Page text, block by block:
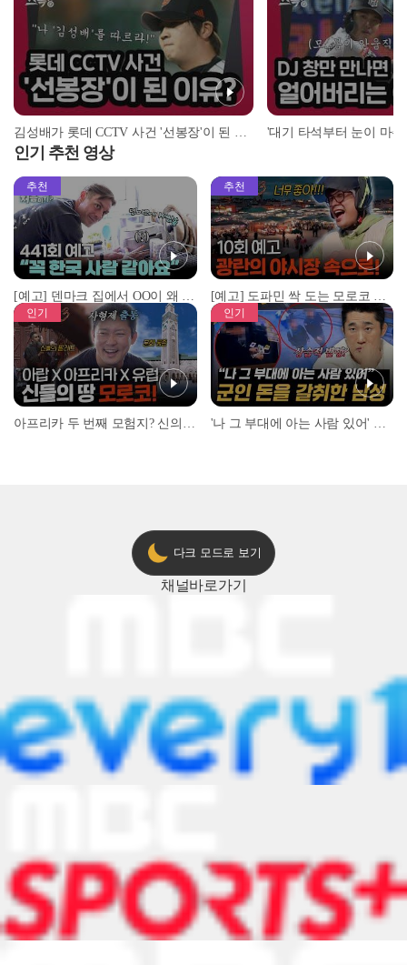
김성배가 롯데 CCTV 사건 '선봉장'이 된 이유? | #스톡킹 EP.12-4
인기 추천 영상
추천
[예고] 덴마크 집에서 OO이 왜 나와...? 이상할 정도로 한국을 사랑하는 우리 형을 제보합니다!
추천
[예고] 도파민 싹 도는 모로코 야시장 투어!
인기 인기
다크 모드로 보기
채널바로가기